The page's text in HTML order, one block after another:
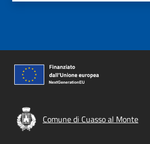
Comune di Cuasso al Monte